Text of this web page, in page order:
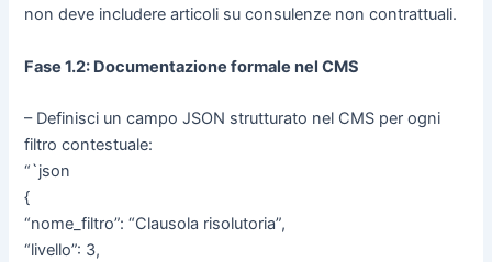
non deve includere articoli su consulenze non contrattuali.
Fase 1.2: Documentazione formale nel CMS
– Definisci un campo JSON strutturato nel CMS per ogni
filtro contestuale:
“`json
{
“nome_filtro”: “Clausola risolutoria”,
“livello”: 3,